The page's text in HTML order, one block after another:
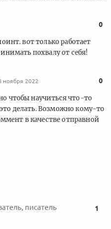
0
вот только работает
похвалу от себя!
ноября 2022 0
чтобы научиться что-то
делать. Возможно кому-то
в качестве отправной
писатель 1